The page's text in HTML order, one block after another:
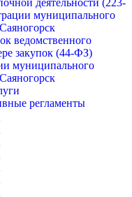
деятельности (223-
муниципального
ведомственного
закупок (44-ФЗ)
муниципального
регламенты